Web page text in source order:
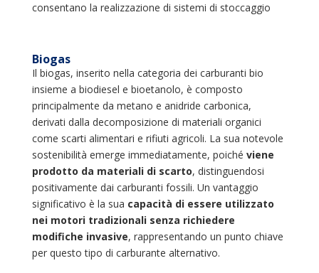
consentano la realizzazione di sistemi di stoccaggio
Biogas
Il biogas, inserito nella categoria dei carburanti bio
insieme a biodiesel e bioetanolo, è composto
principalmente da metano e anidride carbonica,
derivati dalla decomposizione di materiali organici
come scarti alimentari e rifiuti agricoli. La sua notevole
sostenibilità emerge immediatamente, poiché viene
prodotto da materiali di scarto, distinguendosi
positivamente dai carburanti fossili. Un vantaggio
significativo è la sua capacità di essere utilizzato
nei motori tradizionali senza richiedere
modifiche invasive, rappresentando un punto chiave
per questo tipo di carburante alternativo.